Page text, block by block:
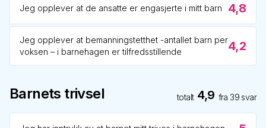
Jeg opplever at de ansatte er engasjerte i mitt barn 4,8
Jeg opplever at bemanningstetthet -antallet barn per
voksen – i barnehagen er tilfredsstillende
4,2
Barnets trivsel totalt 4,9 fra 39 svar